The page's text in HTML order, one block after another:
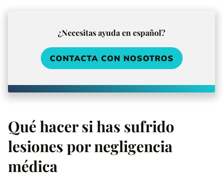
¿Necesitas ayuda en español?
CONTACTA CON NOSOTROS
Qué hacer si has sufrido
lesiones por negligencia
médica